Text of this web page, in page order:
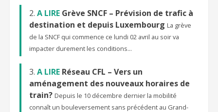
A LIRE Grève SNCF – Prévision de trafic à
destination et depuis Luxembourg La grève
de la SNCF qui commence ce lundi 02 avril au soir va
impacter durement les conditions...
A LIRE Réseau CFL – Vers un
aménagement des nouveaux horaires de
train? Depuis le 10 décembre dernier la mobilité
connaît un bouleversement sans précédent au Grand-